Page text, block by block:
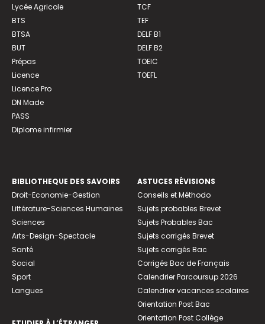
Lycée Agricole
BTS
BTSA
BUT
Prépas
Licence
Licence Pro
DN Made
PASS
Diplome infirmier
TCF
TEF
DELF B1
DELF B2
TOEIC
TOEFL
BIBLIOTHEQUE DES SAVOIRS
Droit-Economie-Gestion
Littérature-Sciences Humaines
Sciences
Arts-Design-Spectacle
Santé
Social
Sport
Langues
ASTUCES RÉVISIONS
Conseils et Méthodo
Sujets probables Brevet
Sujets Probables Bac
Sujets corrigés Brevet
Sujets corrigés Bac
Corrigés Bac de Français
Calendrier Parcoursup 2026
Calendrier vacances scolaires
Orientation Post Bac
Orientation Post Collège